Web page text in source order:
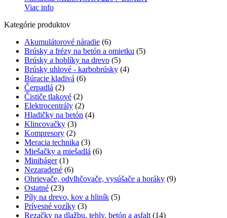
Viac info
Kategórie produktov
Akumulátorové náradie (6)
Brúsky a frézy na betón a omietku (5)
Brúsky a hoblíky na drevo (5)
Brúsky uhlové - karbobrúsky (4)
Búracie kladivá (6)
Čerpadlá (2)
Čističe tlakové (2)
Elektrocentrály (2)
Hladičky na betón (4)
Klincovačky (3)
Kompresory (2)
Meracia technika (3)
Miešačky a miešadlá (6)
Minibáger (1)
Nezaradené (6)
Ohrievače, odvlhčovače, vysúšače a horáky (9)
Ostatné (23)
Píly na drevo, kov a hliník (5)
Prívesné vozíky (3)
Rezačky na dlažbu, tehly, betón a asfalt (14)